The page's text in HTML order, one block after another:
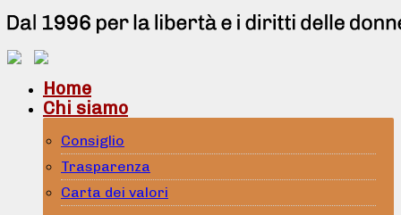
Home
Chi siamo
Consiglio
Trasparenza
Carta dei valori